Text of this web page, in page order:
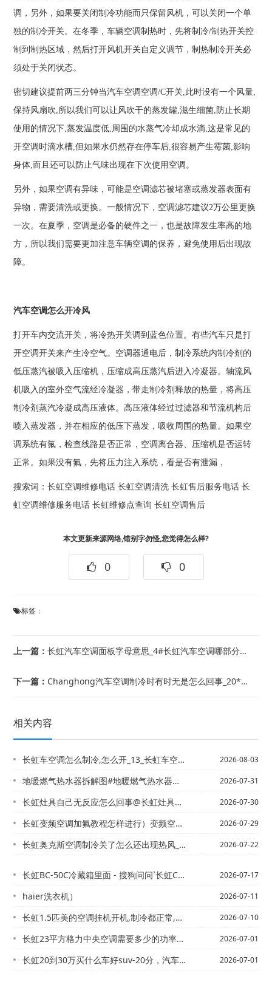
调，另外，如果要关闭制冷功能而只保留风机，可以关闭一个单
独的制冷开关。在冬季，车辆空调制热时，先将制冷/制热开关控
制到制热区域，然后打开风机开关自定义调节，制热制冷开关必
须处于关闭状态。
密切建议提前两三分钟当汽车空调空调/C开关,此时没有一个风量,
保持风扇吹,所以我们可以让风吹干的蒸发罐,滋生细菌,防止长期
使用的情况下,蒸发温度低,周围的水蒸气冷却成水滴,这是常见的
开空调时滴水槽,但如果水仍然存在停车后,很容易产生霉菌,影响
身体,而且还可以防止气味出现在下次使用空调。
另外，如果空调有异味，可能是空调滤芯被堵塞或蒸发器表面有
异物，需要清洗或更换。一般情况下，空调滤芯建议2万公里更换
一次。在夏季，空调是必备的硬件之一，也是故障发生率高的地
方，所以我们需要更加注意车辆空调的保养，避免使用后出现故
障。
汽车空调怎么开冷风
打开车内交流开关，将冷热开关调到蓝色位置。有些汽车只是打
开空调开关来产生冷空气。空调器通电后，制冷系统内制冷剂的
低压蒸汽被吸入压缩机，压缩成高压蒸汽后进入冷凝器。轴流风
机吸入的室外空气流经冷凝器，带走制冷剂释放的热量，将高压
制冷剂蒸汽冷凝成高压液体。高压液体经过过滤器和节流机构后
喷入蒸发器，并在相应的低压下蒸发，吸收周围的热量。如果空
调系统有氟，检查线路是否正常，空调离合器、压缩机是否运转
正常。如果没有氟，先将压力注入系统，看是否有泄漏，
搜索词：长虹空调维修电话 长虹空调清洗 长虹售后服务电话 长
虹空调维修服务电话 长虹维修点查询 长虹空调售后
本文更新来源网络,错别字勿怪,您觉得怎么样?
0 0
标签：
上一篇：长虹汽车空调面板字母意思_4#长虹汽车空调哪部分是液态制冷，哪部分是气态制冷_8
下一篇： Changhong汽车空调制冷时有时无是怎么回事_20*Changhong汽车空...
相关内容
长虹车空调怎么制冷,怎么开_13_长虹车空调怎么制冷,怎么开_18 2026-08-03
地暖燃气热水器拆解图#地暖燃气热水器拆解图视频 2026-07-31
长虹灶具自己无反应怎么回事@长虹灶具自己无反应怎么回事啊 2026-07-30
长虹变频空调加氟教程怎样进行）变频空调加氟利昂 压力表加到多少？ 2026-07-29
长虹奥克斯空调制冷关了怎么还出现热风_3，长虹奥克斯空调制冷模式下，出热风。。。... 2026-07-22
长虹BC-50C冷藏箱里面 - 搜狗问问`长虹C5 自动空调冬天怎么使用 2026-07-17
haier洗衣机） 2026-07-11
长虹1.5匹美的空调挂机开机,制冷都正常,就是关机后还长时间的继续运作是怎么回事... 2026-07-10
长虹23平方格力中央空调需要多少的功率的？_长虹24V驻车空调制冷怎么样_24 2026-07-01
长虹20到30万买什么车好suv-20分，汽车空调上雪种的循环原理，和泄漏的原因... 2026-07-01